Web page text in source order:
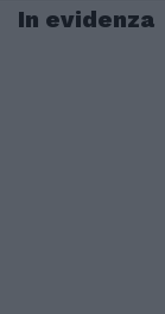
In evidenza